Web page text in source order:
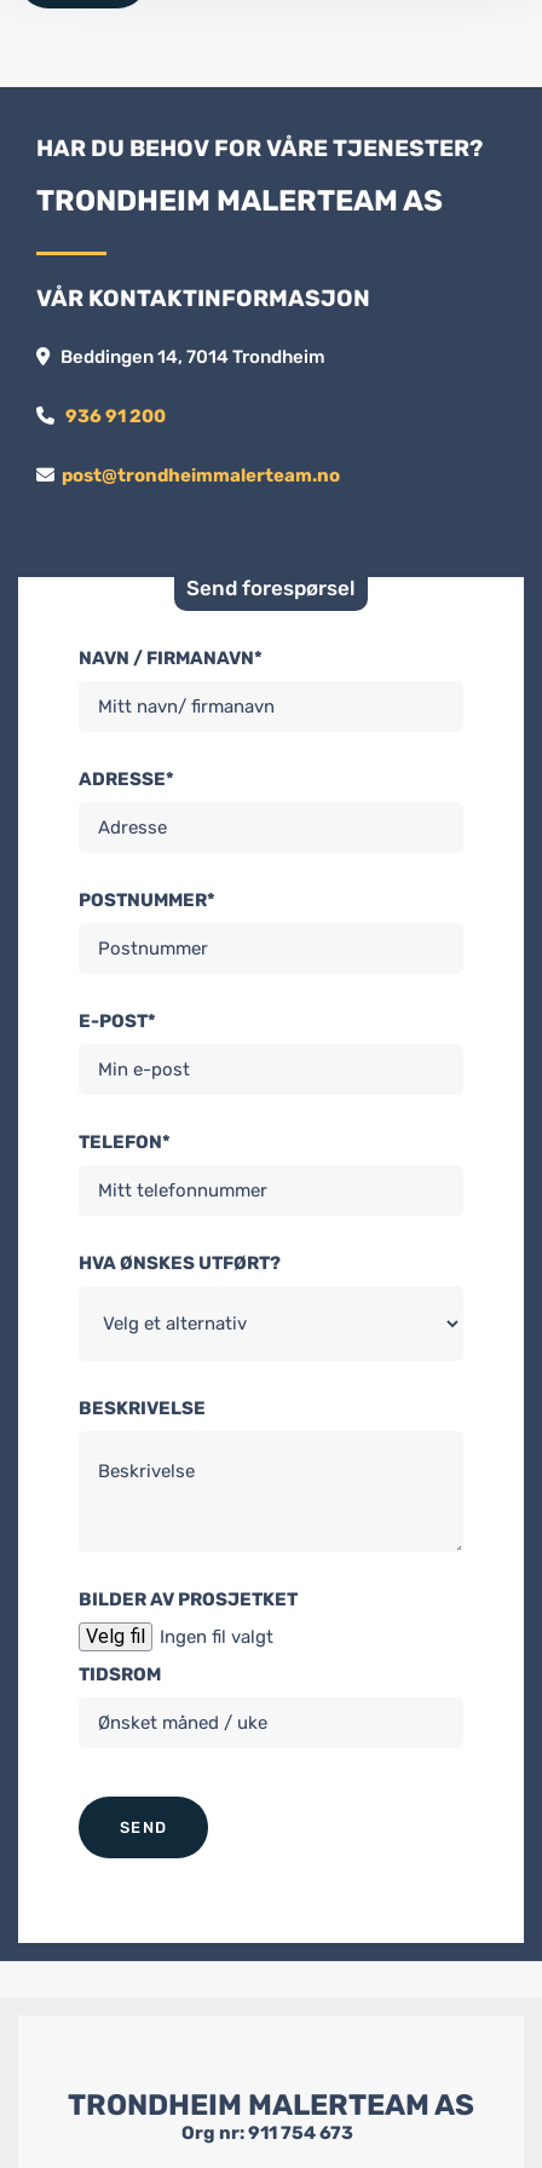
HAR DU BEHOV FOR VÅRE TJENESTER?
TRONDHEIM MALERTEAM AS
VÅR KONTAKTINFORMASJON
Beddingen 14, 7014 Trondheim
 936 91 200
 post@trondheimmalerteam.no
Send forespørsel
NAVN / FIRMANAVN*
ADRESSE*
POSTNUMMER*
E-POST*
TELEFON*
HVA ØNSKES UTFØRT?
BESKRIVELSE
BILDER AV PROSJETKET
Velg fil
Ingen fil valgt
TIDSROM
TRONDHEIM MALERTEAM AS
Org nr: 911 754 673